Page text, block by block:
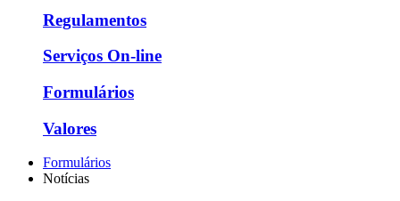
Regulamentos
Serviços On-line
Formulários
Valores
Formulários
Notícias